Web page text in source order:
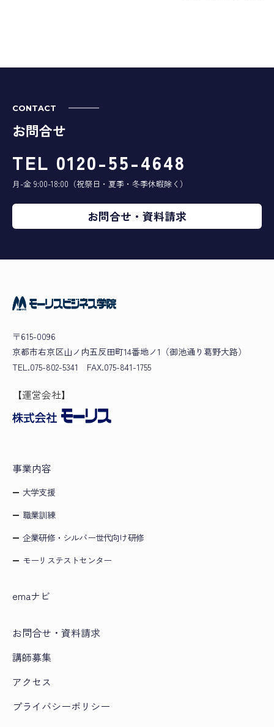
CONTACT
お問合せ
TEL 0120-55-4648
月-金 9:00-18:00（祝祭日・夏季・冬季休暇除く）
お問合せ・資料請求
〒615-0096
京都市右京区山ノ内五反田町14番地ノ1（御池通り葛野大路）
TEL.075-802-5341 FAX.075-841-1755
【運営会社】
事業内容
大学支援
職業訓練
企業研修・シルバー世代向け研修
モーリステストセンター
emaナビ
お問合せ・資料請求
講師募集
アクセス
プライバシーポリシー